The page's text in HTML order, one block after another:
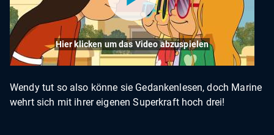
Hier klicken um das Video abzuspielen
Wendy tut so also könne sie Gedankenlesen, doch Marine
wehrt sich mit ihrer eigenen Superkraft hoch drei!